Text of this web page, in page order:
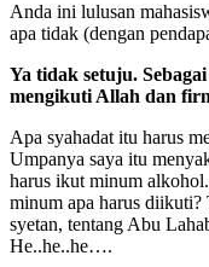
Anda ini lulusan
apa tidak (dengan
Ya tidak setuju.
mengikuti Allah dan
Apa syahadat itu harus
Umpanya saya itu
harus ikut minum
minum apa harus diikuti?
syetan, tentang Abu
He..he..he….